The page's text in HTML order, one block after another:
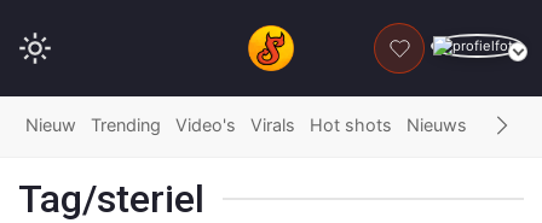
DONEER
Nieuw Trending Video's Virals Hot shots Nieuws Fails
Tag/steriel